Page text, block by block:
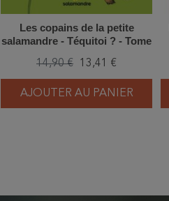
Les copains de la petite
salamandre - Téquitoi ? - Tome
14,90 € 13,41 €
AJOUTER AU PANIER